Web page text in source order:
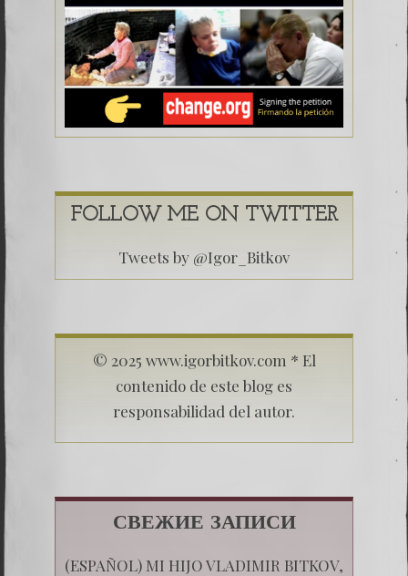
FOLLOW ME ON TWITTER
Tweets by @Igor_Bitkov
© 2025 www.igorbitkov.com * El
contenido de este blog es
responsabilidad del autor.
СВЕЖИЕ ЗАПИСИ
(ESPAÑOL) MI HIJO VLADIMIR BITKOV,